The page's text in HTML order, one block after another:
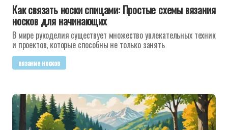
Как связать носки спицами: Простые схемы вязания
носков для начинающих
В мире рукоделия существует множество увлекательных техник
и проектов, которые способны не только занять
вязание носков